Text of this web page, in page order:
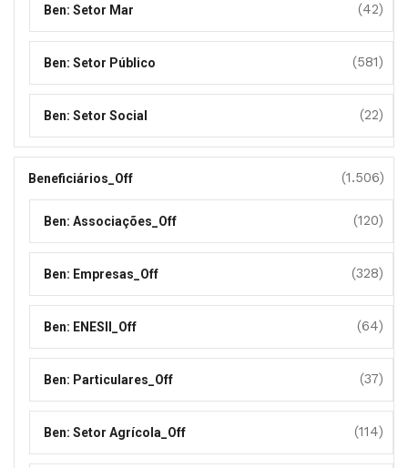
Ben: Setor Mar (42)
Ben: Setor Público (581)
Ben: Setor Social (22)
Beneficiários_Off (1.506)
Ben: Associações_Off (120)
Ben: Empresas_Off (328)
Ben: ENESII_Off (64)
Ben: Particulares_Off (37)
Ben: Setor Agrícola_Off (114)